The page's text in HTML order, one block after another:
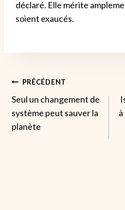
déclaré. Elle mérite
soient exaucés.
Navigation
De
L’article
PRÉCÉDENT
Seul un changement de
système peut sauver la
planète